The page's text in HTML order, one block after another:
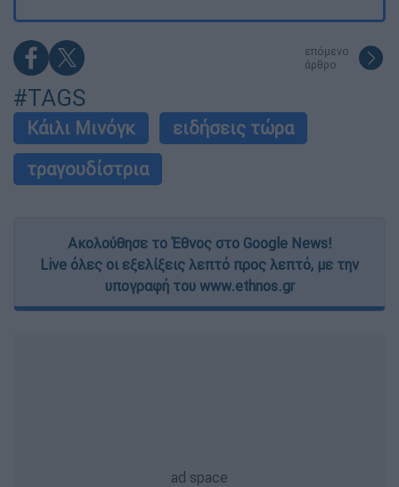
επόμενο
άρθρο
#TAGS
Κάιλι Μινόγκ
ειδήσεις τώρα
τραγουδίστρια
Ακολούθησε το Έθνος στο Google News!
Live όλες οι εξελίξεις λεπτό προς λεπτό, με την
υπογραφή του www.ethnos.gr